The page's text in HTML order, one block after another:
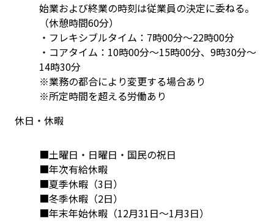
始業および終業の時刻は従業員の決定に委ねる。
（休憩時間60分）
・フレキシブルタイム：7時00分〜22時00分
・コアタイム：10時00分〜15時00分、9時30分〜
14時30分
※業務の都合により変更する場合あり
※所定時間を超える労働あり
休日・休暇
■土曜日・日曜日・国民の祝日
■年次有給休暇
■夏季休暇（3日）
■冬季休暇（2日）
■年末年始休暇（12月31日〜1月3日）